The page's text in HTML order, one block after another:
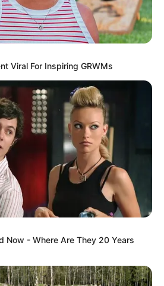
Viral For Inspiring GRWMs
Now - Where Are They 20 Years